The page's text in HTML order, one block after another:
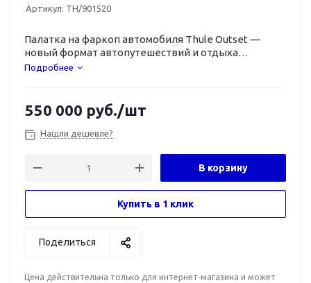
Артикул: TH/901520
Палатка на фаркоп автомобиля Thule Outset —
новый формат автопутешествий и отдыха
на свежем воздухе.
Подробнее
550 000 руб./шт
Нашли дешевле?
В корзину
Купить в 1 клик
Поделиться
Цена действительна только для интернет-магазина и может